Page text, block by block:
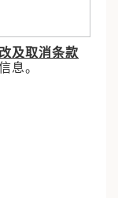
及取消条款
息。